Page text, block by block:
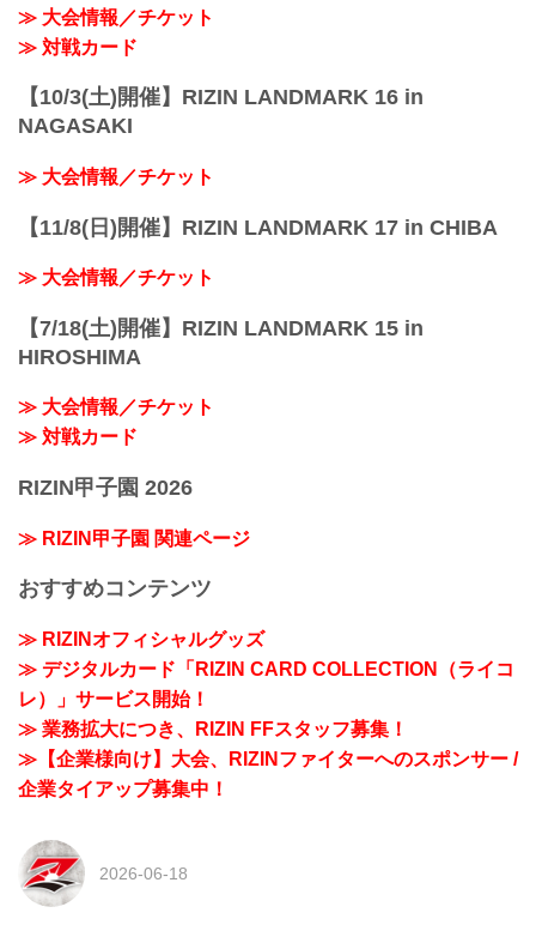
≫ 大会情報／チケット
≫ 対戦カード
【10/3(土)開催】RIZIN LANDMARK 16 in
NAGASAKI
≫ 大会情報／チケット
【11/8(日)開催】RIZIN LANDMARK 17 in CHIBA
≫ 大会情報／チケット
【7/18(土)開催】RIZIN LANDMARK 15 in
HIROSHIMA
≫ 大会情報／チケット
≫ 対戦カード
RIZIN甲子園 2026
≫ RIZIN甲子園 関連ページ
おすすめコンテンツ
≫ RIZINオフィシャルグッズ
≫ デジタルカード「RIZIN CARD COLLECTION（ライコ
レ）」サービス開始！
≫ 業務拡大につき、RIZIN FFスタッフ募集！
≫【企業様向け】大会、RIZINファイターへのスポンサー /
企業タイアップ募集中！
2026-06-18